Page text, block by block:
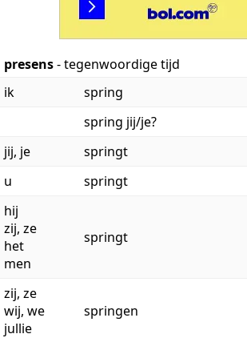
presens- tegenwoordige tijd
ik
spring
spring jij/je?
jij, je
springt
u
springt
hij
zij, ze
het
men
springt
zij, ze
wij, we
jullie
springen